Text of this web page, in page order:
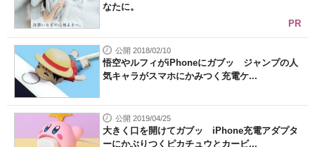
なたに。
PR
公開 2018/02/10
悟空やルフィがiPhoneにガブッ ジャンプの人
気キャラがスマホにかみつく充電ケ...
公開 2019/04/25
大きく口を開けてガブッ iPhone充電アダプタ
ーにかぶりつくピカチュウとカービ...